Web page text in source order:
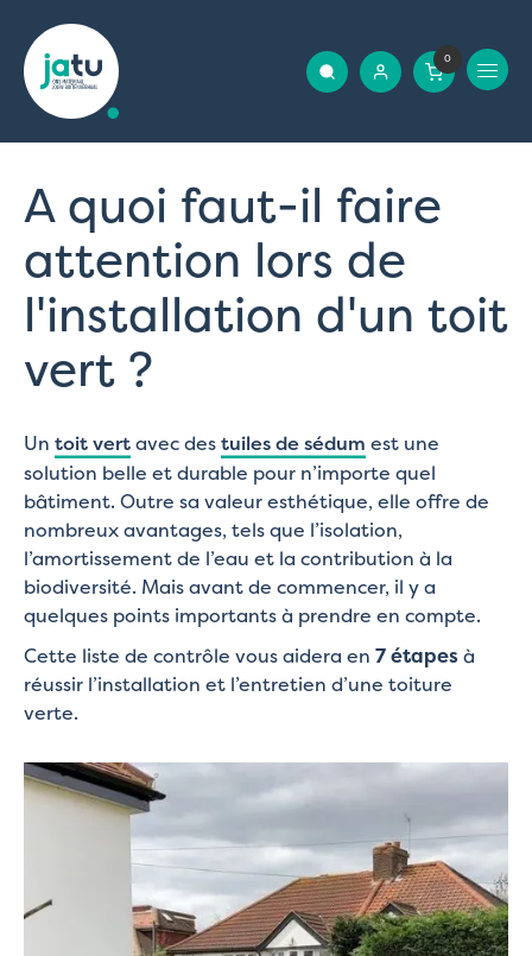
0
A quoi faut-il faire
attention lors de
l'installation d'un toit
vert ?
Un toit vertavec destuiles de sédum est une
solution belle et durable pour n’importe quel
bâtiment. Outre sa valeur esthétique, elle offre de
nombreux avantages, tels que l’isolation,
l’amortissement de l’eau et la contribution à la
biodiversité. Mais avant de commencer, il y a
quelques points importants à prendre en compte.
Cette liste de contrôle vous aidera en 7 étapesà
réussir l’installation et l’entretien d’une toiture
verte.